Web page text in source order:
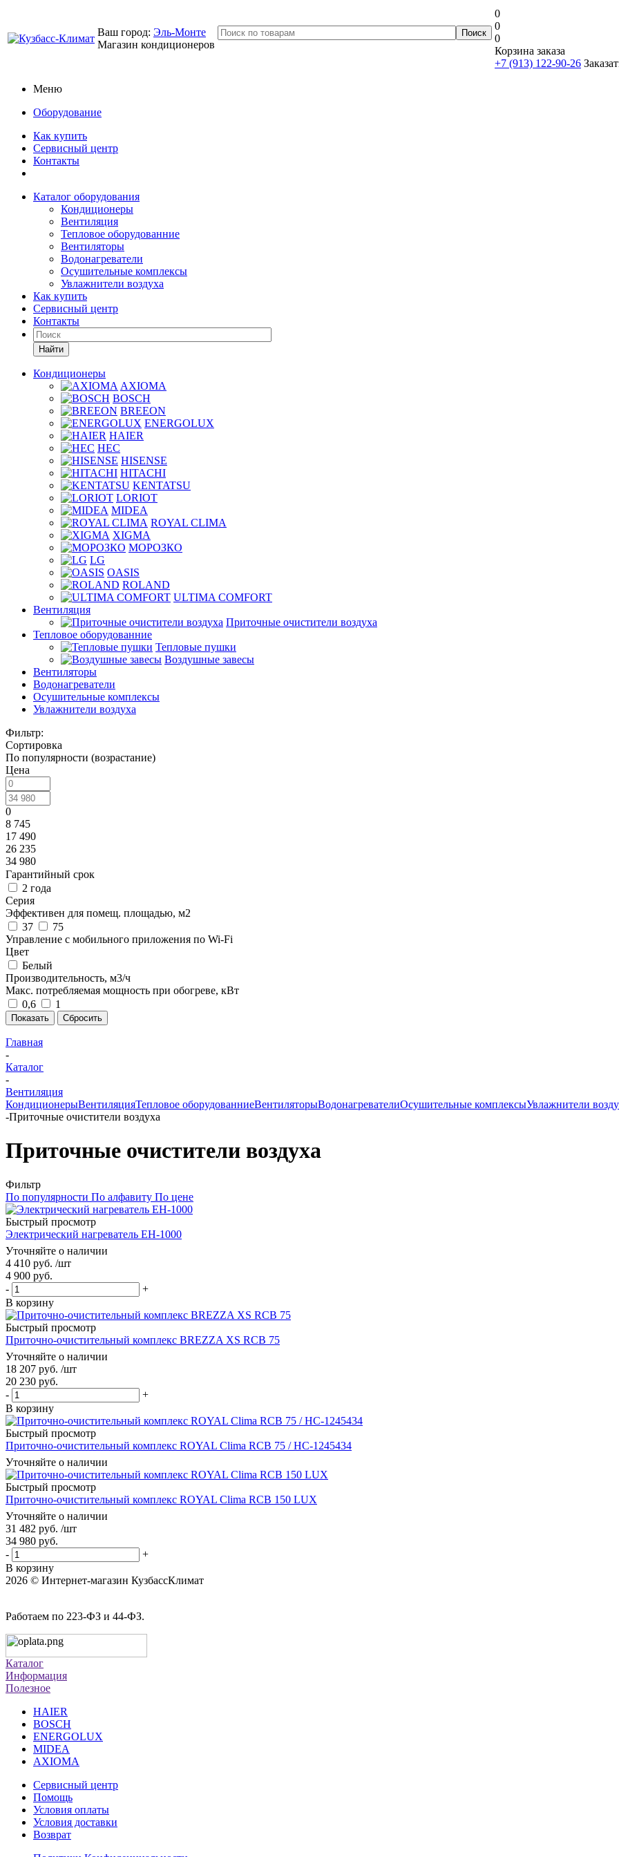
Ваш город: Эль-Монте
Магазин кондиционеров
0
0
0
Корзина заказа
+7 (913) 122-90-26
Меню
Оборудование
Как купить
Сервисный центр
Контакты
Каталог оборудования
Кондиционеры
Вентиляция
Тепловое оборудованние
Вентиляторы
Водонагреватели
Осушительные комплексы
Увлажнители воздуха
Как купить
Сервисный центр
Контакты
Найти
Кондиционеры
AXIOMA
BOSCH
BREEON
ENERGOLUX
HAIER
HEC
HISENSE
HITACHI
KENTATSU
LORIOT
MIDEA
ROYAL CLIMA
XIGMA
МОРОЗКО
LG
OASIS
ROLAND
ULTIMA COMFORT
Вентиляция
Приточные очистители воздуха
Тепловое оборудованние
Тепловые пушки
Воздушные завесы
Вентиляторы
Водонагреватели
Осушительные комплексы
Увлажнители воздуха
Фильтр:
Сортировка
По популярности (возрастание)
Цена
0
8 745
17 490
26 235
34 980
Гарантийный срок
2 года
Серия
Эффективен для помещ. площадью, м2
37
75
Управление c мобильного приложения по Wi-Fi
Цвет
Белый
Производительность, м3/ч
Макс. потребляемая мощность при обогреве, кВт
0,6
1
Показать Сбросить
Главная
-
Каталог
-
Вентиляция
КондиционерыВентиляцияТепловое оборудованниеВентиляторыВодонагревателиОсушительные комплексыУвлажнители
-Приточные очистители воздуха
Приточные очистители воздуха
Фильтр
По популярности По алфавиту По цене
Быстрый просмотр
Электрический нагреватель EH-1000
Уточняйте о наличии
4 410 руб. /шт
4 900 руб.
-
+
В корзину
Быстрый просмотр
Приточно-очистительный комплекс BREZZA XS RCB 75
Уточняйте о наличии
18 207 руб. /шт
20 230 руб.
-
+
В корзину
Быстрый просмотр
Приточно-очистительный комплекс ROYAL Clima RCB 75 / НС-1245434
Уточняйте о наличии
Быстрый просмотр
Приточно-очистительный комплекс ROYAL Clima RCB 150 LUX
Уточняйте о наличии
31 482 руб. /шт
34 980 руб.
-
+
В корзину
2026 © Интернет-магазин КузбассКлимат
Работаем по 223-ФЗ и 44-ФЗ.
Каталог
Информация
Полезное
HAIER
BOSCH
ENERGOLUX
MIDEA
AXIOMA
Сервисный центр
Помощь
Условия оплаты
Условия доставки
Возврат